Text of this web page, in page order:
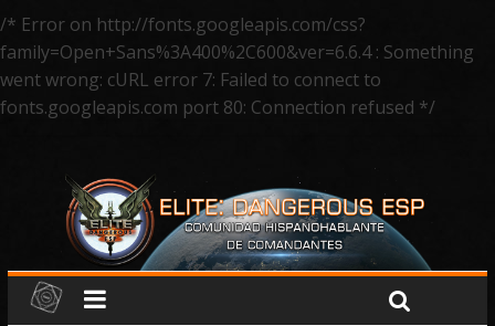
/* Error on http://fonts.googleapis.com/css?
family=Open+Sans%3A400%2C600&ver=6.6.4 : Something
went wrong: cURL error 7: Failed to connect to
fonts.googleapis.com port 80: Connection refused */